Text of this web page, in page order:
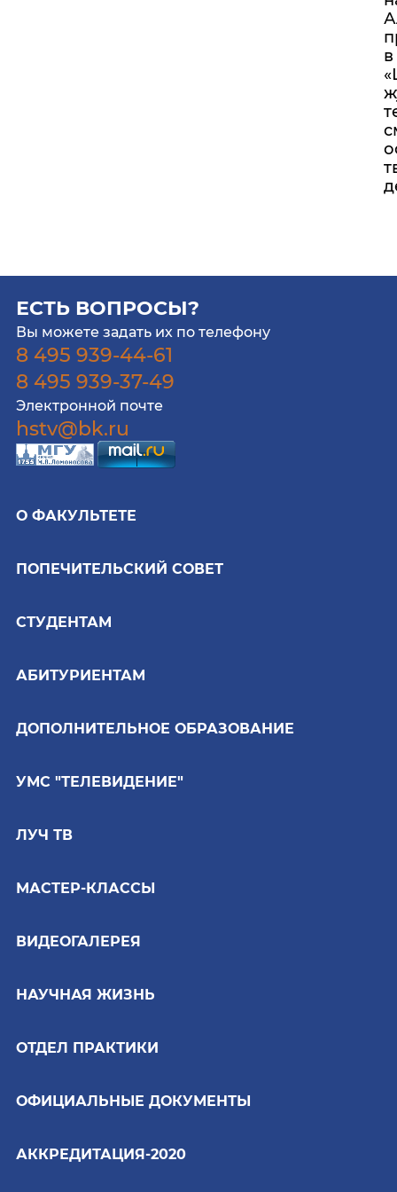
ЕСТЬ ВОПРОСЫ?
Вы можете задать их по телефону
8 495 939-44-61
8 495 939-37-49
Электронной почте
hstv@bk.ru
О ФАКУЛЬТЕТЕ
ПОПЕЧИТЕЛЬСКИЙ СОВЕТ
СТУДЕНТАМ
АБИТУРИЕНТАМ
ДОПОЛНИТЕЛЬНОЕ ОБРАЗОВАНИЕ
УМС "ТЕЛЕВИДЕНИЕ"
ЛУЧ ТВ
МАСТЕР-КЛАССЫ
ВИДЕОГАЛЕРЕЯ
НАУЧНАЯ ЖИЗНЬ
ОТДЕЛ ПРАКТИКИ
ОФИЦИАЛЬНЫЕ ДОКУМЕНТЫ
АККРЕДИТАЦИЯ-2020